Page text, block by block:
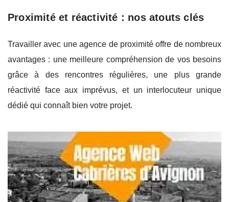
Proximité et réactivité : nos atouts clés
Travailler avec une agence de proximité offre de nombreux
avantages : une meilleure compréhension de vos besoins
grâce à des rencontres régulières, une plus grande
réactivité face aux imprévus, et un interlocuteur unique
dédié qui connaît bien votre projet.